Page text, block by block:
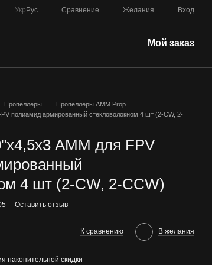
Укр Рус Сравнение Желания Вход
Мой заказ
Пропеллеры
Пропеллеры AMM Prop
полиамид армированный стекловолокном 4 шт (2-CW, 2-
АММ для FPV
4 шт (2-CW, 2-CCW)
Оставить отзыв
К сравнению В желания
накопительной скидки